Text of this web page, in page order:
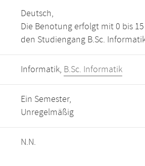
Deutsch,
Die Benotung erfolgt mit 0 bis
den Studiengang B.Sc.
Informatik, B.Sc. Informatik
Ein Semester,
Unregelmäßig
N.N.